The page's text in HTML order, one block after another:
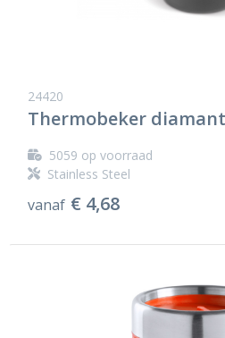
24420
Thermobeker
5059 op voorraad
Stainless Steel
vanaf € 4,68